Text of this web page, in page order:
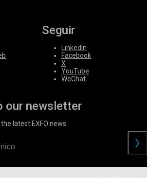
Seguir
LinkedIn
Facebook
X
YouTube
WeChat
our newsletter
latest EXFO news.